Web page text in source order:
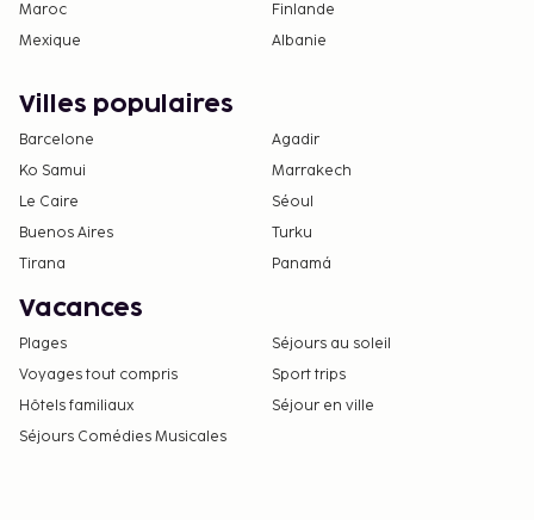
Maroc
Finlande
Mexique
Albanie
Villes populaires
Barcelone
Agadir
Ko Samui
Marrakech
Le Caire
Séoul
Buenos Aires
Turku
Tirana
Panamá
Vacances
Plages
Séjours au soleil
Voyages tout compris
Sport trips
Hôtels familiaux
Séjour en ville
Séjours Comédies Musicales